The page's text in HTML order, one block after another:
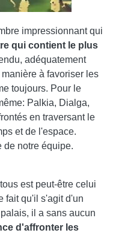
impressionnant qui
qui contient le plus
adéquatement
à favoriser les
toujours. Pour le
Palkia, Dialga,
en traversant le
et de l'espace.
de notre équipe.
est peut-être celui
fait qu'il s'agit d'un
il a sans aucun
d'affronter les